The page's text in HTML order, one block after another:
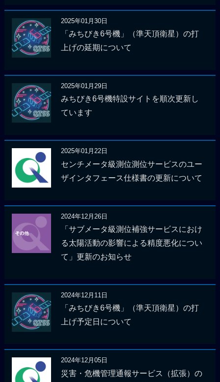
2025年01月30日
「みちびき6号機」（準天頂衛星）の打
上げの延期について
2025年01月29日
みちびき6号機特設サイトを順次更新し
ています
2025年01月22日
センチメータ級測位測位サービスのユー
ザインタフェース仕様書の更新について
2024年12月26日
「サブメータ級測位補強サービスにおけ
る太陽活動の影響による精度悪化につい
て」更新のお知らせ
2024年12月11日
「みちびき6号機」（準天頂衛星）の打
上げ予定日について
2024年12月05日
災害・危機管理通報サービス（拡張）の